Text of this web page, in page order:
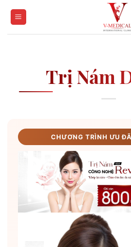
Trị Nám
CHƯƠNG TRÌNH ƯU